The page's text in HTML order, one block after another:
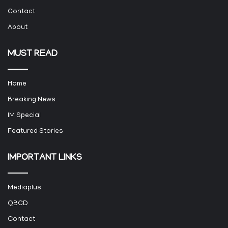
Contact
About
MUST READ
Home
Breaking News
IM Special
Featured Stories
IMPORTANT LINKS
Mediaplus
QBCD
Contact